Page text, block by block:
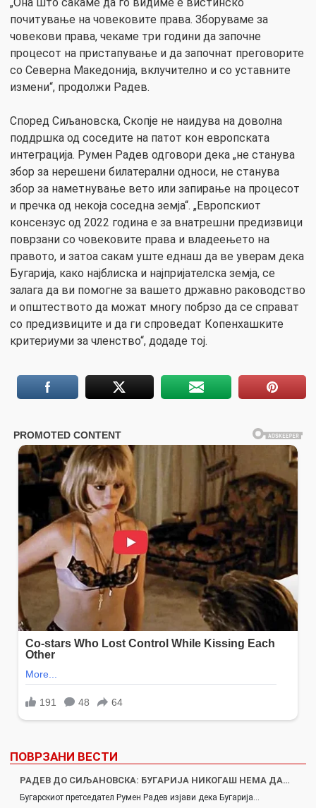
почитување на човековите права. Зборуваме за
човекови права, чекаме три години да започне
процесот на пристапување и да започнат преговорите
со Северна Македонија, вклучително и со уставните
измени“, продолжи Радев.
Според Сиљановска, Скопје не наидува на доволна
поддршка од соседите на патот кон европската
интеграција. Румен Радев одговори дека „не станува
збор за нерешени билатерални односи, не станува
збор за наметнување вето или запирање на процесот
и пречка од некоја соседна земја“. „Европскиот
консензус од 2022 година е за внатрешни предизвици
поврзани со човековите права и владеењето на
правото, и затоа сакам уште еднаш да ве уверам дека
Бугарија, како најблиска и најпријателска земја, се
залага да ви помогне за вашето државно раководство
и општеството да можат многу побрзо да се справат
со предизвиците и да ги спроведат Копенхашките
критериуми за членство“, додаде тој.
ПОВРЗАНИ ВЕСТИ
РАДЕВ ДО СИЉАНОВСКА: БУГАРИЈА НИКОГАШ НЕМА ДА…
Бугарскиот претседател Румен Радев изјави дека Бугарија…